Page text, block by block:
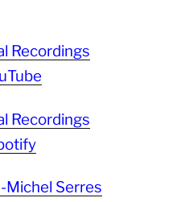
Recordings
Recordings
Michel Serres